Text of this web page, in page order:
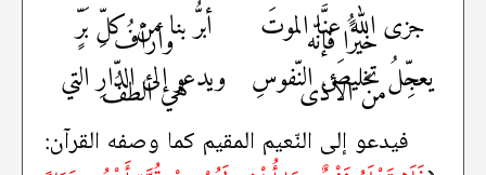
جزى اللهُ عنَّا الموتَ
خيرًا فإنّه أبرُّ بنا من كلِّ بَرٍّ
وأرأفُ
يعجِّلُ تخليصَ النّفوسِ
منَ الأذى ويدعو إلى الدّارِ التي
هي ألطفُ
فيدعو إلى النّعيم المقيم كما وصفه القرآن: